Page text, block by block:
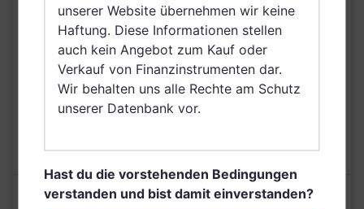
(Kingdom of the),
Norwegen, Singapur,
Griechenland, Saudi
Arabien
AUSGABEAUFSCHLAG 5,00%
KOSTEN
Risikoeinstufung laut Anbieter (KID)
unserer Website übernehmen wir keine
Haftung. Diese Informationen stellen
auch kein Angebot zum Kauf oder
Verkauf von Finanzinstrumenten dar.
Wir behalten uns alle Rechte am Schutz
unserer Datenbank vor.
Hast du die vorstehenden Bedingungen
verstanden und bist damit einverstanden?